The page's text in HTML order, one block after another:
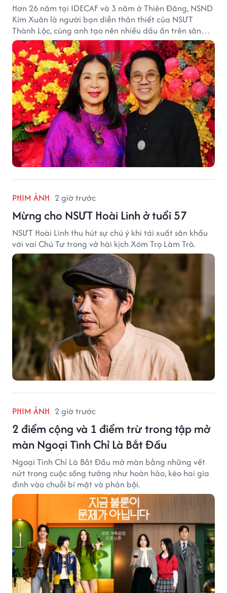
Hơn 26 năm tại IDECAF và 3 năm ở Thiên Đăng, NSND
Kim Xuân là người bạn diễn thân thiết của NSƯT
Thành Lộc, cùng anh tạo nên nhiều dấu ấn trên sân
khấu.
PHIM ẢNH 2 giờ trước
Mừng cho NSƯT Hoài Linh ở tuổi 57
NSƯT Hoài Linh thu hút sự chú ý khi tái xuất sân khấu
với vai Chú Tư trong vở hài kịch Xóm Trọ Làm Trò.
PHIM ẢNH 2 giờ trước
2 điểm cộng và 1 điểm trừ trong tập mở
màn Ngoại Tình Chỉ Là Bắt Đầu
Ngoại Tình Chỉ Là Bắt Đầu mở màn bằng những vết
nứt trong cuộc sống tưởng như hoàn hảo, kéo hai gia
đình vào chuỗi bí mật và phản bội.